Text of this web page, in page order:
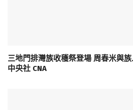
三地門排灣族收穫祭登場 周春米與
中央社 CNA